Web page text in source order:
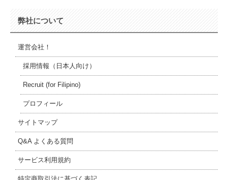
弊社について
運営会社！
採用情報（日本人向け）
Recruit (for Filipino)
プロフィール
サイトマップ
Q&A よくある質問
サービス利用規約